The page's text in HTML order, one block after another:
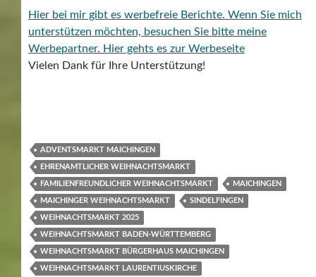
Hier bei mir gibt es werbefreie Berichte. Wenn Sie mich
unterstützen möchten, besuchen Sie bitte meine
Werbepartner. Hier gehts es zur Werbeseite
Vielen Dank für Ihre Unterstützung!
ADVENTSMARKT MAICHINGEN
EHRENAMTLICHER WEIHNACHTSMARKT
FAMILIENFREUNDLICHER WEIHNACHTSMARKT MAICHINGEN
MAICHINGER WEIHNACHTSMARKT SINDELFINGEN
WEIHNACHTSMARKT 2025
WEIHNACHTSMARKT BADEN-WÜRTTEMBERG
WEIHNACHTSMARKT BÜRGERHAUS MAICHINGEN
WEIHNACHTSMARKT LAURENTIUSKIRCHE